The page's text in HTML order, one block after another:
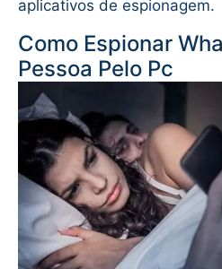
aplicativos de espionagem.
Como Espionar
Pessoa Pelo Pc